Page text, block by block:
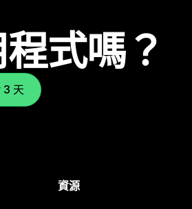
式嗎？
3 天
資源